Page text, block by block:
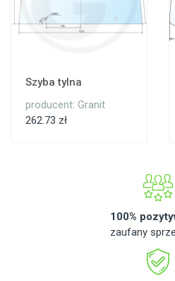
Szyba tylna
producent: Granit
262.73 zł
100%
zaufany